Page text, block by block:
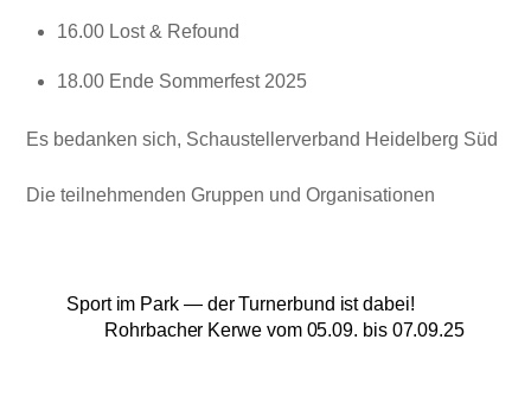
16.00 Lost & Refound
18.00 Ende Sommerfest 2025
Es bedanken sich, Schaustellerverband Heidelberg Süd
Die teilnehmenden Gruppen und Organisationen
Sport im Park — der Turnerbund ist dabei!
Rohrbacher Kerwe vom 05.09. bis 07.09.25